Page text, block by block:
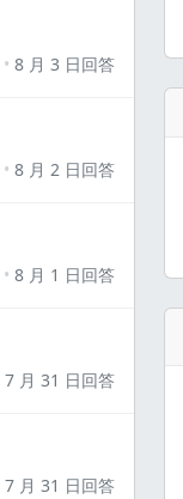
8 月 3 日回答
8 月 2 日回答
8 月 1 日回答
7 月 31 日回答
7 月 31 日回答